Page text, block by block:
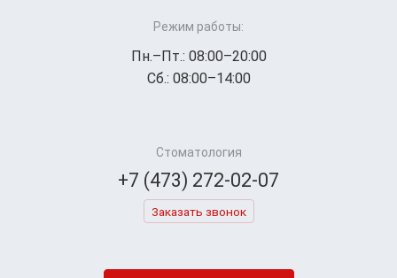
Режим работы:
Пн.–Пт.: 08:00–20:00
Сб.: 08:00–14:00
Стоматология
+7 (473) 272-02-07
Заказать звонок